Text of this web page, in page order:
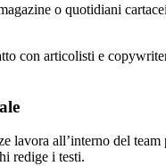
o quotidiani
con articolisti e
lavora all’interno del
redige i testi.